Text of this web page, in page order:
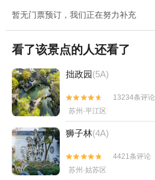
暂无门票预订，我们正在努力补充
看了该景点的人还看了
拙政园(5A)


13234条评论
苏州·平江区
狮子林(4A)


4421条评论
苏州·姑苏区